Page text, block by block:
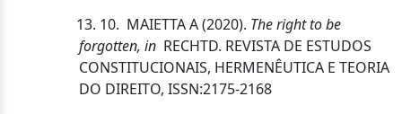
13. 10. MAIETTA A (2020). The right to be
forgotten, in RECHTD. REVISTA DE ESTUDOS
CONSTITUCIONAIS, HERMENÊUTICA E TEORIA
DO DIREITO, ISSN:2175-2168